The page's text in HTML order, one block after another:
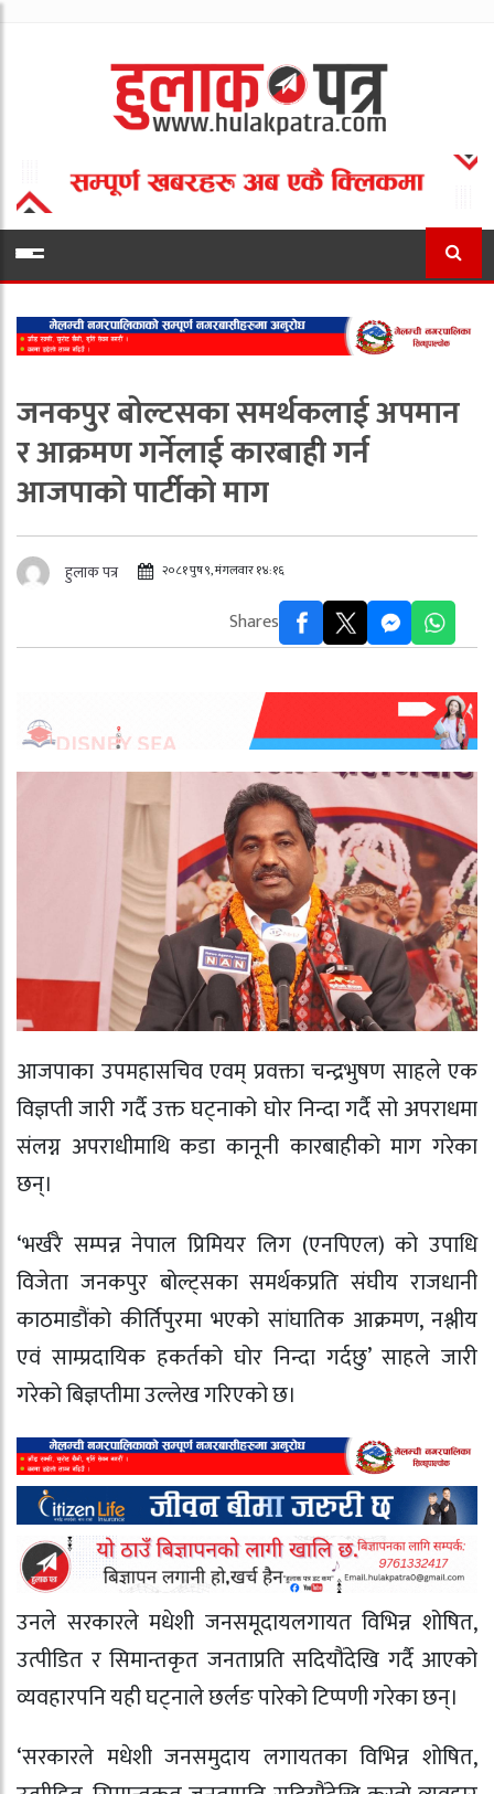
जनकपुर बोल्टसका समर्थकलाई अपमान
र आक्रमण गर्नेलाई कारबाही गर्न
आजपाको पार्टीको माग
हुलाक पत्र २०८१ पुष ९, मंगलवार १४:१६
Shares
आजपाका उपमहासचिव एवम् प्रवक्ता चन्द्रभुषण साहले एक
विज्ञप्ती जारी गर्दै उक्त घट्नाको घोर निन्दा गर्दै सो अपराधमा
संलग्न अपराधीमाथि कडा कानूनी कारबाहीको माग गरेका
छन्।
‘भर्खरै सम्पन्न नेपाल प्रिमियर लिग (एनपिएल) को उपाधि
विजेता जनकपुर बोल्ट्सका समर्थकप्रति संघीय राजधानी
काठमाडौंको कीर्तिपुरमा भएको सांघातिक आक्रमण, नश्लीय
एवं साम्प्रदायिक हकर्तको घोर निन्दा गर्दछु’ साहले जारी
गरेको बिज्ञप्तीमा उल्लेख गरिएको छ।
उनले सरकारले मधेशी जनसमूदायलगायत विभिन्न शोषित,
उत्पीडित र सिमान्तकृत जनताप्रति सदियौंदेखि गर्दै आएको
व्यवहारपनि यही घट्नाले छर्लङ पारेको टिप्पणी गरेका छन्।
‘सरकारले मधेशी जनसमुदाय लगायतका विभिन्न शोषित,